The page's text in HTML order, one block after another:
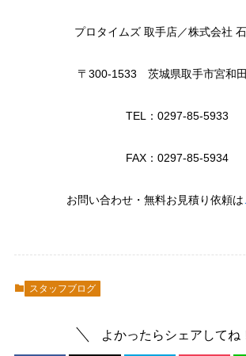
プロタイムズ 取手店／株式会社
〒300-1533 茨城県取手市宮和
TEL：0297-85-5933
FAX：0297-85-5934
お問い合わせ・無料お見積り依頼は
スタッフブログ
よかったらシェアしてね